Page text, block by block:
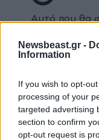
Newsbeast.gr -
Information
If you wish to opt-
processing of your
targeted advertising
section to confirm
opt-out request is
Αυτό που θα
Απαντήστε
TRENDING